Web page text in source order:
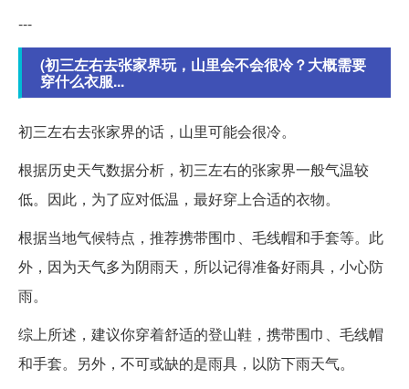
---
(初三左右去张家界玩，山里会不会很冷？大概需要
穿什么衣服...
初三左右去张家界的话，山里可能会很冷。
根据历史天气数据分析，初三左右的张家界一般气温较
低。因此，为了应对低温，最好穿上合适的衣物。
根据当地气候特点，推荐携带围巾、毛线帽和手套等。此
外，因为天气多为阴雨天，所以记得准备好雨具，小心防
雨。
综上所述，建议你穿着舒适的登山鞋，携带围巾、毛线帽
和手套。另外，不可或缺的是雨具，以防下雨天气。